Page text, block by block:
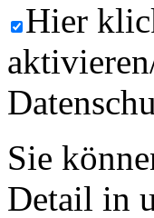
Hier
Sie
Detail in